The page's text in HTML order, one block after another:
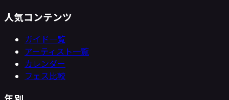
人気コンテンツ
ガイド一覧
アーティスト一覧
カレンダー
フェス比較